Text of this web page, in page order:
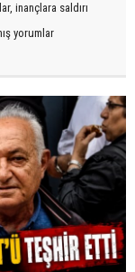
inançlara saldırı
yorumlar